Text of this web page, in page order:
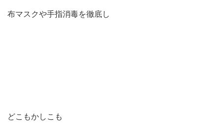
布マスクや手指消毒を徹底し
どこもかしこも